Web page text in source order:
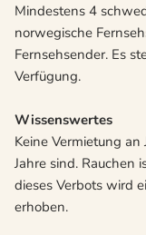
Mindestens 4
norwegische
Fernsehsender. Es
Verfügung.
Wissenswertes
Keine Vermietung
Jahre sind. Rauchen
dieses Verbots wird
erhoben.